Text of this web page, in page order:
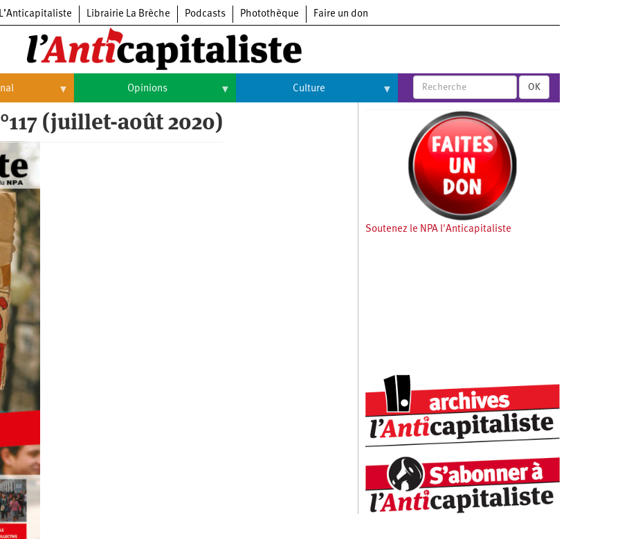
L’Anticapitaliste Librairie La Brèche Podcasts Photothèque Faire un don
Opinions
Opinions
Culture OK
(juillet-août 2020)
Soutenez le NPA l'Anticapitaliste